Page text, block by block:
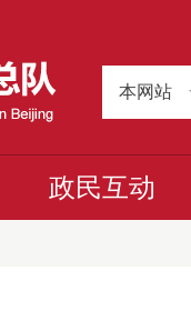
政民互动